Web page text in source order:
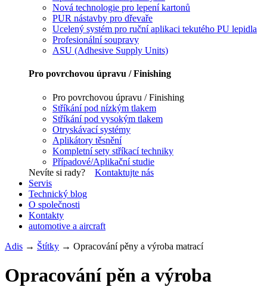
Nová technologie pro lepení kartonů
PUR nástavby pro dřevaře
Ucelený systém pro ruční aplikaci tekutého PU lepidla
Profesionální soupravy
ASU (Adhesive Supply Units)
Pro povrchovou úpravu / Finishing
Pro povrchovou úpravu / Finishing
Stříkání pod nízkým tlakem
Stříkání pod vysokým tlakem
Otryskávací systémy
Aplikátory těsnění
Kompletní sety stříkací techniky
Případové/Aplikační studie
Nevíte si rady? Kontaktujte nás
Servis
Technický blog
O společnosti
Kontakty
automotive a aircraft
Adis → Štítky → Opracování pěny a výroba matrací
Opracování pěn a výroba